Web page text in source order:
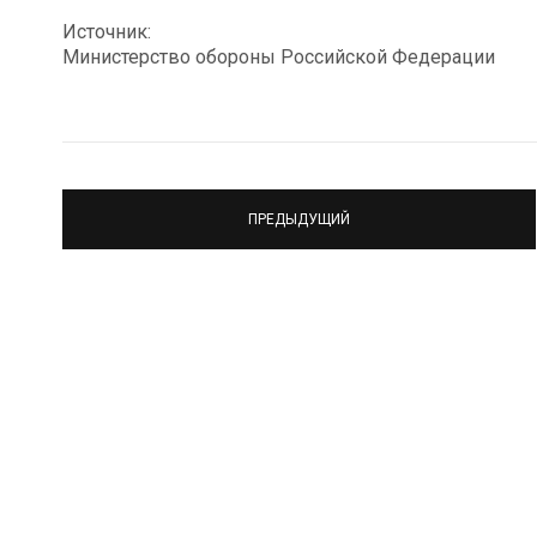
Источник:
Министерство обороны Российской Федерации
ПРЕДЫДУЩИЙ